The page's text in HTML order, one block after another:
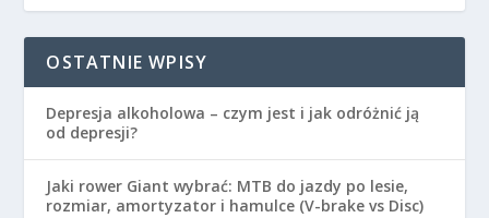
OSTATNIE WPISY
Depresja alkoholowa – czym jest i jak odróżnić ją
od depresji?
Jaki rower Giant wybrać: MTB do jazdy po lesie,
rozmiar, amortyzator i hamulce (V-brake vs Disc)